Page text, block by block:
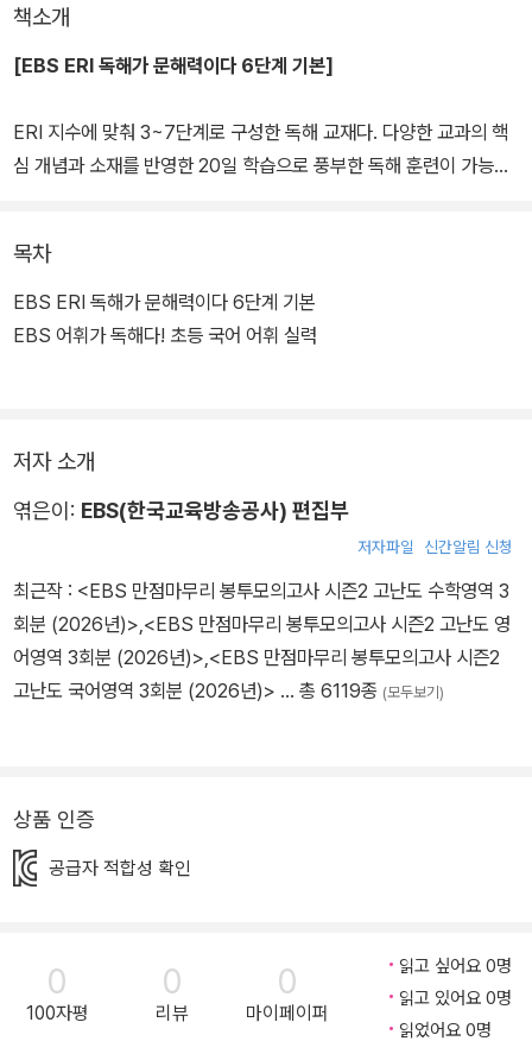
책소개
[EBS ERI 독해가 문해력이다 6단계 기본]
ERI 지수에 맞춰 3~7단계로 구성한 독해 교재다. 다양한 교과의 핵
심 개념과 소재를 반영한 20일 학습으로 풍부한 독해 훈련이 가능하
넓이를 동시에 키울 수 있다.
[EBS 어휘가 독해다! 초등 국어 어휘 실력]
우리말에서 많이 사용하는 속담이나 고사성어 등을 만화.삽화로 쉽고
재미있게 공부할 수 있다. 평생 학습의 기초가 되는 어휘 공부를 재미
목차
EBS ERI 독해가 문해력이다 6단계 기본
EBS 어휘가 독해다! 초등 국어 어휘 실력
저자 소개
엮은이: EBS(한국교육방송공사) 편집부
저자파일 신간알림 신청
최근작 : <EBS 만점마무리 봉투모의고사 시즌2 고난도 수학영역 3
회분 (2026년)>,<EBS 만점마무리 봉투모의고사 시즌2 고난도 영
어영역 3회분 (2026년)>,<EBS 만점마무리 봉투모의고사 시즌2
고난도 국어영역 3회분 (2026년)> … 총 6119종 (모두보기)
상품 인증
공급자 적합성 확인
0
100자평
0
리뷰
0
마이페이퍼
읽고 싶어요 0명
읽고 있어요 0명
읽었어요 0명